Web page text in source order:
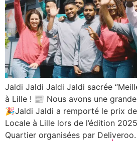
Jaldi Jaldi Jaldi Jaldi sacrée
à Lille ! 📰 Nous avons une
🎉Jaldi Jaldi a remporté le prix
Locale à Lille lors de l’édition
Quartier organisées par